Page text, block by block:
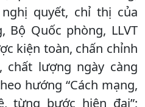
quyết, chỉ thị của
Bộ Quốc phòng, LLVT
kiện toàn, chấn chỉnh
chất lượng ngày càng
hướng “Cách mạng,
từng bước hiện đại”;